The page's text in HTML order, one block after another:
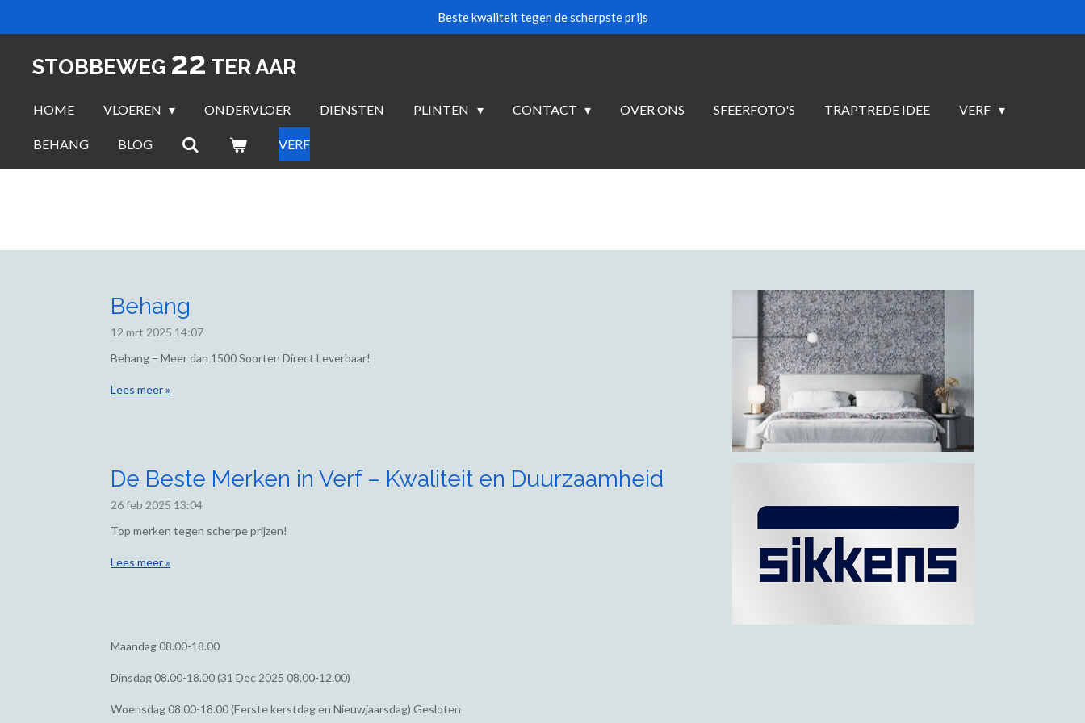
hoofdinhoud
Beste kwaliteit tegen de scherpste prijs
STOBBEWEG 22 TER AAR
HOME VLOEREN ONDERVLOER DIENSTEN PLINTEN CONTACT OVER ONS SFEERFOTO'S TRAPTREDE IDEE VERF
BEHANG BLOG VERF
Behang
12 mrt 2025 14:07
Behang – Meer dan 1500 Soorten Direct Leverbaar!
Lees meer »
De Beste Merken in Verf – Kwaliteit en Duurzaamheid
26 feb 2025 13:04
Top merken tegen scherpe prijzen!
Lees meer »
Maandag08.00-18.00
Dinsdag08.00-18.00 (31 Dec 2025 08.00-12.00)
Woensdag08.00-18.00 (Eerste kerstdag en Nieuwjaarsdag) Gesloten